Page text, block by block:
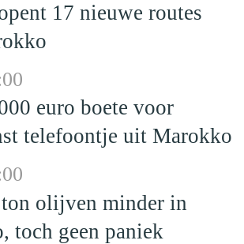
17 nieuwe routes
euro boete voor
telefoontje uit Marokko
olijven minder in
toch geen paniek